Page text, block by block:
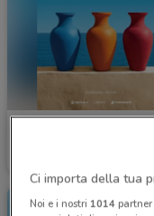
Ci importa della tua
Noi e i nostri 1014